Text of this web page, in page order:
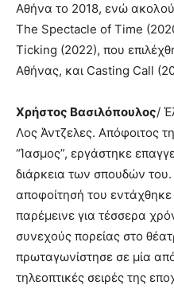
Αθήνα το 2018, ενώ
The Spectacle of Time
Ticking (2022), που
Αθήνας, και Casting Call
Χρήστος Βασιλόπουλος/
Λος Άντζελες. Απόφοιτος
“Ίασμος”, εργάστηκε
διάρκεια των σπουδών
αποφοίτησή του
παρέμεινε για τέσσερα
συνεχούς πορείας στο
πρωταγωνίστησε σε μία από
τηλεοπτικές σειρές της